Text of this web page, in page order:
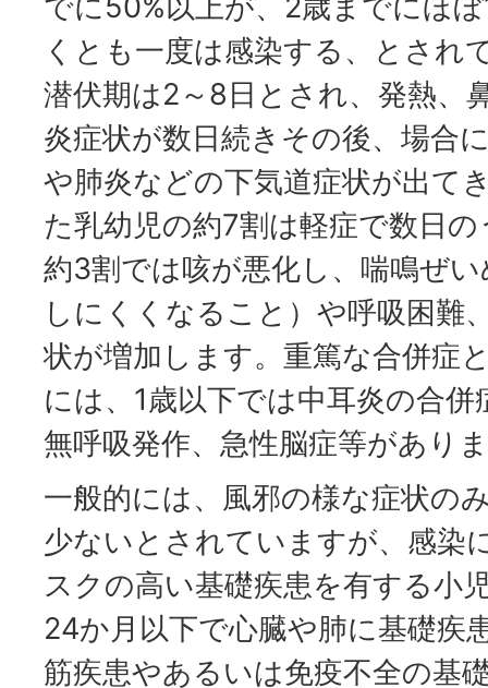
くとも一度は感染する、とされ
潜伏期は2～8日とされ、発熱、
炎症状が数日続きその後、場合
や肺炎などの下気道症状が出て
た乳幼児の約7割は軽症で数日
約3割では咳が悪化し、喘鳴ぜ
しにくくなること）や呼吸困難
状が増加します。重篤な合併症
には、1歳以下では中耳炎の合
無呼吸発作、急性脳症等があり
一般的には、風邪の様な症状の
少ないとされていますが、感染
スクの高い基礎疾患を有する小
24か月以下で心臓や肺に基礎疾
筋疾患やあるいは免疫不全の基